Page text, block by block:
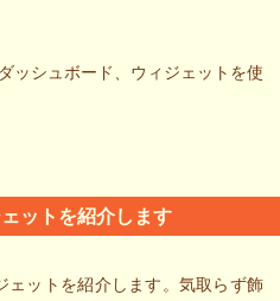
ッシュボード、ウィジェットを使
ットを紹介します
ェットを紹介します。気取らず飾